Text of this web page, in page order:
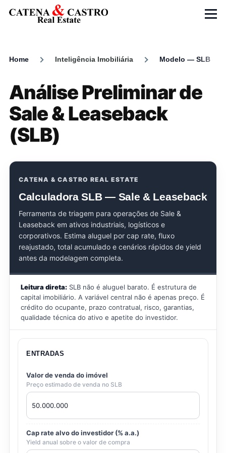
Skip to main content
Menu
Home Inteligência Imobiliária Modelo — SLB
Análise Preliminar de
Sale & Leaseback
(SLB)
CATENA & CASTRO REAL ESTATE
Calculadora SLB — Sale & Leaseback
Ferramenta de triagem para operações de Sale &
Leaseback em ativos industriais, logísticos e
corporativos. Estima aluguel por cap rate, fluxo
reajustado, total acumulado e cenários rápidos de yield
antes da modelagem completa.
Leitura direta: SLB não é aluguel barato. É estrutura de
capital imobiliário. A variável central não é apenas preço. É
crédito do ocupante, prazo contratual, risco, garantias,
qualidade técnica do ativo e apetite do investidor.
ENTRADAS
Valor de venda do imóvel
Preço estimado de venda no SLB
Cap rate alvo do investidor (% a.a.)
Yield anual sobre o valor de compra